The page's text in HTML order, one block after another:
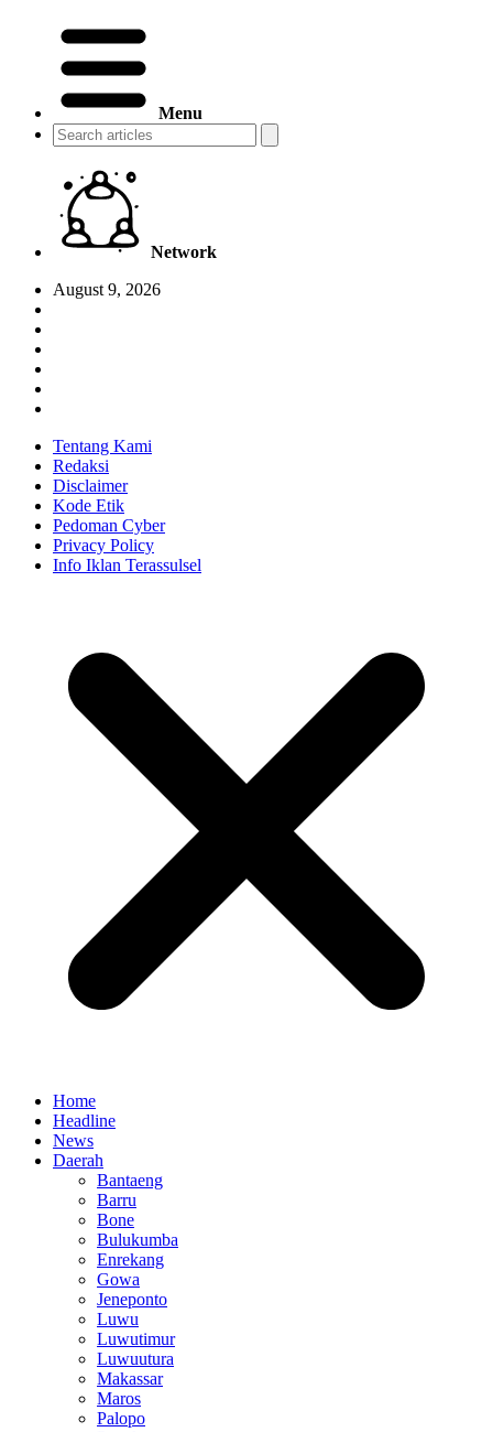
Menu
Network
August 9, 2026
Tentang Kami
Redaksi
Disclaimer
Kode Etik
Pedoman Cyber
Privacy Policy
Info Iklan Terassulsel
Home
Headline
News
Daerah
Bantaeng
Barru
Bone
Bulukumba
Enrekang
Gowa
Jeneponto
Luwu
Luwutimur
Luwuutura
Makassar
Maros
Palopo